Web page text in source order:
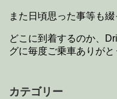
また日頃思った事等も綴
どこに到着するのか、
グに毎度ご乗車ありがと
カテゴリー